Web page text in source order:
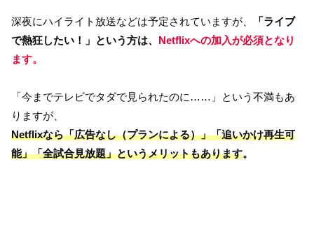
深夜にハイライト放送などは予定されていますが、
「ライブ
で熱狂したい！」という方は、 Netflixへの加入が必須となり
ます。
「今までテレビでタダで見られたのに……」という不満もあ
りますが、
Netflixなら「広告なし（プランによる）」「追いかけ再生可
能」「全試合見放題」というメリットもあります。